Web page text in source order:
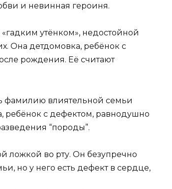
и невинная героиня.
утёнком», недостойной
Она детдомовка, ребёнок с
рождения. Её считают
фамилию влиятельной семьи
ребёнок с дефектом, равнодушно
“породы”.
ложкой во рту. Он безупречно
но у него есть дефект в сердце,